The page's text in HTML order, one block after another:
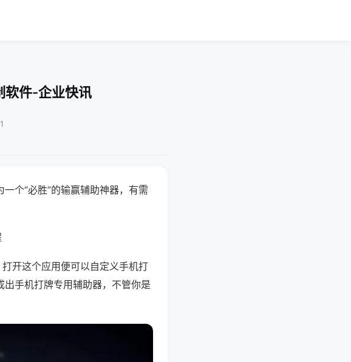
软件-企业快讯
个“必胜”的输赢辅助神器，有需
开这个应用便可以自定义手机打
手机打牌专用辅助器，不管你是